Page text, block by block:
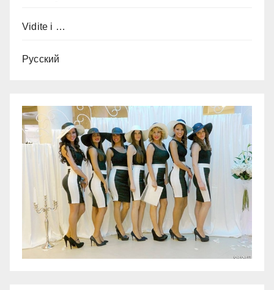
Vidite i …
Русский